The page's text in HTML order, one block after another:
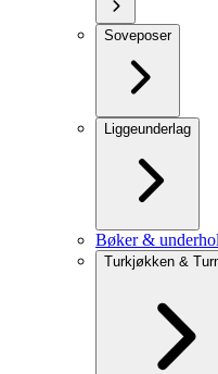
Soveposer
Liggeunderlag
Bøker &
Turkjøkken &